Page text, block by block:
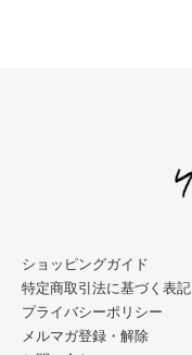
ショッピングガイド
特定商取引法に基づく表記
プライバシーポリシー
メルマガ登録・解除